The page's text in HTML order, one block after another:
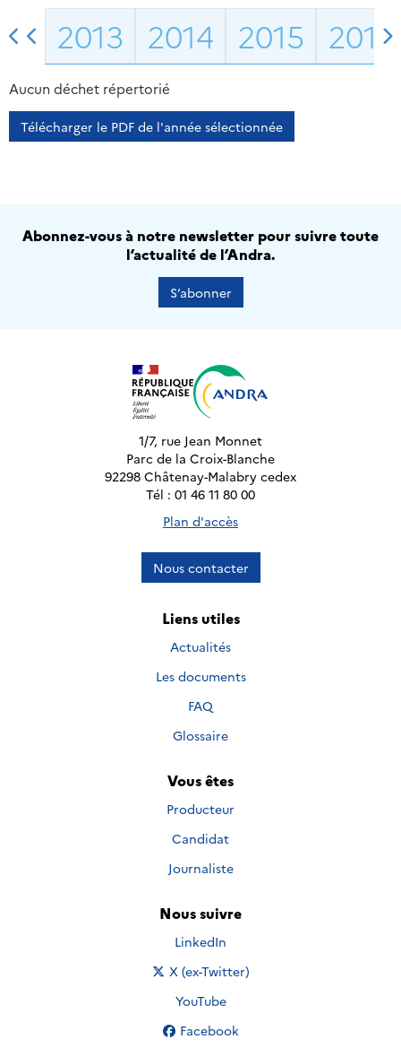
2013 2014 2015 2016
Aucun déchet répertorié
Télécharger le PDF de l'année sélectionnée
Abonnez-vous à notre newsletter pour suivre toute
l’actualité de l’Andra.
S’abonner
1/7, rue Jean Monnet
Parc de la Croix-Blanche
92298 Châtenay-Malabry cedex
Tél : 01 46 11 80 00
Plan d'accès
Nous contacter
Liens utiles
Actualités
Les documents
FAQ
Glossaire
Vous êtes
Producteur
Candidat
Journaliste
Nous suivre
Nous suivre sur
LinkedIn
Nous suivre sur
X (ex-Twitter)
Nous suivre sur
YouTube
Nous suivre sur
Facebook